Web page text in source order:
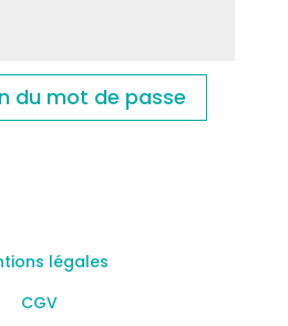
du mot de passe
légales
CGV